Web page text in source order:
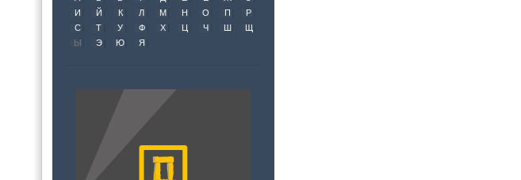
И
Й К Л М Н О П
Р
С
Т У Ф Х Ц Ч Ш
Щ
Ы
Э Ю Я